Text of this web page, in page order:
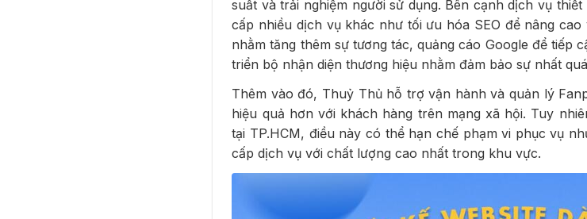
suất và trải nghiệm người sử dụng. Bên cạnh dịch vụ
cấp nhiều dịch vụ khác như tối ưu hóa SEO để nâng
nhằm tăng thêm sự tương tác, quảng cáo Google để tiếp
triển bộ nhận diện thương hiệu nhằm đảm bảo sự nhất
Thêm vào đó, Thuỷ Thủ hỗ trợ vận hành và quản lý
hiệu quả hơn với khách hàng trên mạng xã hội. Tuy
tại TP.HCM, điều này có thể hạn chế phạm vi phục vụ
cấp dịch vụ với chất lượng cao nhất trong khu vực.